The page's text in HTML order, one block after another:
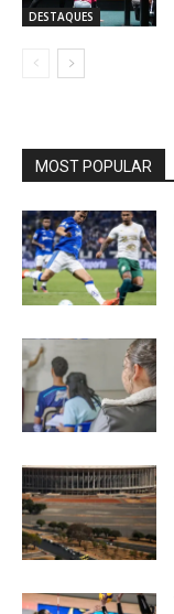
DESTAQUES
MOST POPULAR